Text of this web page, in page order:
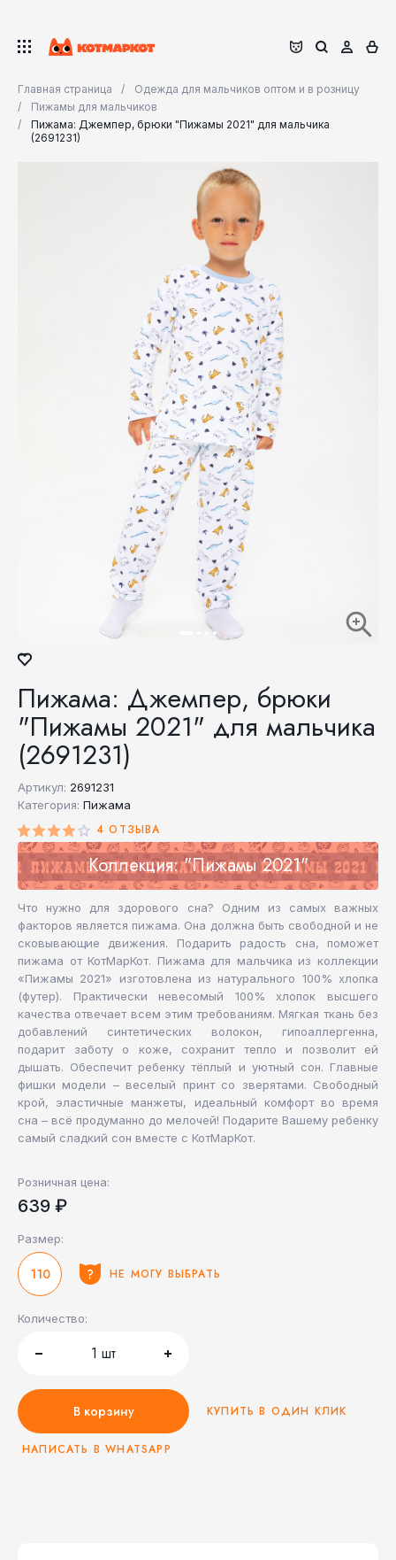
Главная страница
Одежда для мальчиков оптом и в розницу
Пижамы для мальчиков
Пижама: Джемпер, брюки "Пижамы 2021" для мальчика
(2691231)
Пижама: Джемпер, брюки
"Пижамы 2021" для мальчика
(2691231)
Артикул: 2691231
Категория: Пижама
4 ОТЗЫВА
Коллекция: "Пижамы 2021"
Что нужно для здорового сна? Одним из самых важных
факторов является пижама. Она должна быть свободной и не
сковывающие движения. Подарить радость сна, поможет
пижама от КотМарКот. Пижама для мальчика из коллекции
«Пижамы 2021» изготовлена из натурального 100% хлопка
(футер). Практически невесомый 100% хлопок высшего
качества отвечает всем этим требованиям. Мягкая ткань без
добавлений синтетических волокон, гипоаллергенна,
подарит заботу о коже, сохранит тепло и позволит ей
дышать. Обеспечит ребенку тёплый и уютный сон. Главные
фишки модели – веселый принт со зверятами. Свободный
крой, эластичные манжеты, идеальный комфорт во время
сна – всё продуманно до мелочей! Подарите Вашему ребенку
самый сладкий сон вместе с КотМарКот.
Розничная цена:
639 ₽
Размер:
110 НЕ МОГУ ВЫБРАТЬ
Количество:
1 шт
В корзину КУПИТЬ В ОДИН КЛИК
НАПИСАТЬ В WHATSAPP